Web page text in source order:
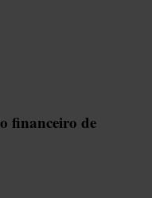
financeiro de